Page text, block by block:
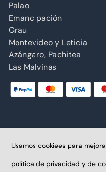
Palao
Emancipación
Grau
Montevideo y Leticia
Azángaro, Pachitea
Las Malvinas
Copyright © 2026
Abancay S.A.C. |
Usamos cookiees para
política de privacidad y de